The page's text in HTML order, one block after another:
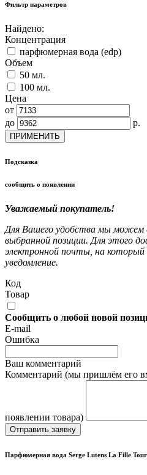
Фильтр параметров
Найдено:
Концентрация
парфюмерная вода (edp)
Объем
50 мл.
100 мл.
Цена
от
до
р.
ПРИМЕНИТЬ
Подсказка
сообщить о появлении
Уважаемый покупатель!
Для Вашего удобства мы можем
выбранной позиции. Для этого
электронной почты, на
уведомление.
Код
Товар
Сообщить о любой новой
E-mail
Ошибка
Ваш комментарий
Комментарий (мы пришлём его
появлении товара)
Отправить заявку
Парфюмерная вода Serge Lutens La Fille